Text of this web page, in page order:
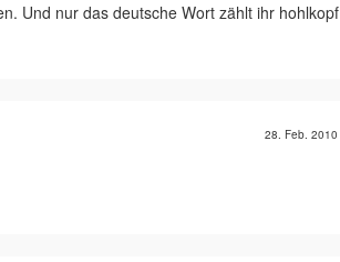
Und nur das deutsche Wort zählt ihr hohlkopf
28. Feb. 2010